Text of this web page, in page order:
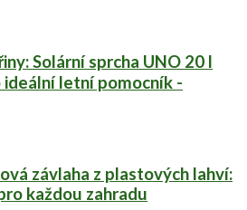
Solární sprcha UNO 20 l
ideální letní pomocník -
závlaha z plastových lahví:
každou zahradu